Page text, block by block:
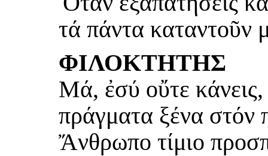
τά πάντα καταντοῦν
ΦΙΛΟΚΤΗΤΗΣ
Μά, ἐσύ οὔτε κάνεις,
πράγματα ξένα στόν
Ἄνθρωπο τίμιο